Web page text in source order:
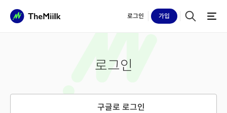
로그인 가입
로그인
구글로 로그인